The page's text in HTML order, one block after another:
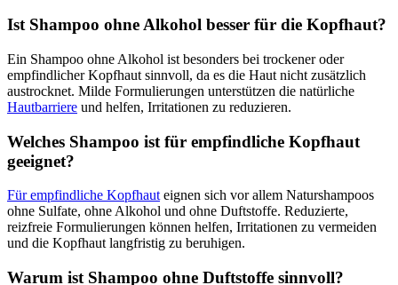
Ist Shampoo ohne Alkohol besser für die Kopfhaut?
Ein Shampoo ohne Alkohol ist besonders bei trockener oder
empfindlicher Kopfhaut sinnvoll, da es die Haut nicht zusätzlich
austrocknet. Milde Formulierungen unterstützen die natürliche
Hautbarriere und helfen, Irritationen zu reduzieren.
Welches Shampoo ist für empfindliche Kopfhaut
geeignet?
Für empfindliche Kopfhaut eignen sich vor allem Naturshampoos
ohne Sulfate, ohne Alkohol und ohne Duftstoffe. Reduzierte,
reizfreie Formulierungen können helfen, Irritationen zu vermeiden
und die Kopfhaut langfristig zu beruhigen.
Warum ist Shampoo ohne Duftstoffe sinnvoll?